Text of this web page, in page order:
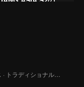
ロマンス · トラディショナル・コスチューム